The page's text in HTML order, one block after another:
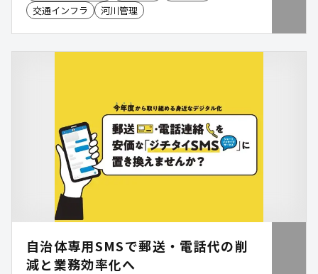
装技術です。
交通インフラ
河川管理
自治体専用SMSで郵送・電話代の削
減と業務効率化へ